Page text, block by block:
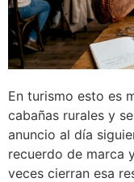
En turismo esto es
cabañas rurales y
anuncio al día
recuerdo de marca
veces cierran esa